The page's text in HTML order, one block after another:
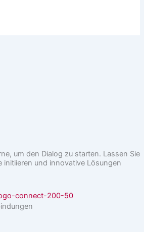
um den Dialog zu starten. Lassen Sie
initiieren und innovative Lösungen